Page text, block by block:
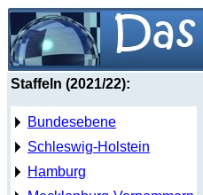
Staffeln (2021/22):
Bundesebene
Schleswig-Holstein
Hamburg